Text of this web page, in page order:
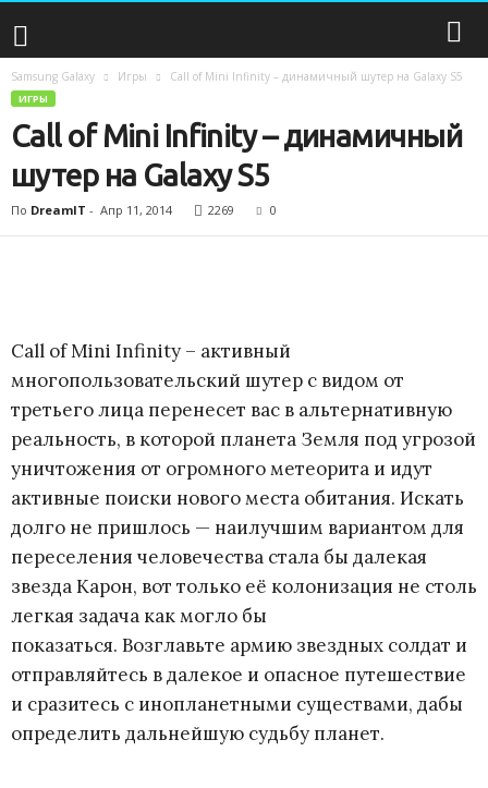
Samsung Galaxy Игры Call of Mini Infinity – динамичный шутер на Galaxy S5
ИГРЫ
Call of Mini Infinity – динамичный
шутер на Galaxy S5
По DreamIT - Апр 11, 2014 2269 0
Call of Mini Infinity – активный
многопользовательский шутер с видом от
третьего лица перенесет вас в альтернативную
реальность, в которой планета Земля под угрозой
уничтожения от огромного метеорита и идут
активные поиски нового места обитания. Искать
долго не пришлось — наилучшим вариантом для
переселения человечества стала бы далекая
звезда Карон, вот только её колонизация не столь
легкая задача как могло бы
показаться. Возглавьте армию звездных солдат и
отправляйтесь в далекое и опасное путешествие
и сразитесь с инопланетными существами, дабы
определить дальнейшую судьбу планет.